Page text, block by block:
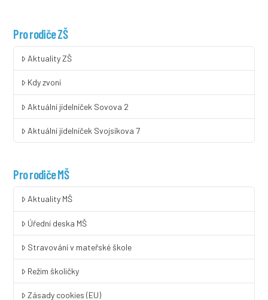
Pro rodiče ZŠ
Aktuality ZŠ
Kdy zvoní
Aktuální jídelníček Sovova 2
Aktuální jídelníček Svojsíkova 7
Pro rodiče MŠ
Aktuality MŠ
Úřední deska MŠ
Stravování v mateřské škole
Režim školičky
Zásady cookies (EU)